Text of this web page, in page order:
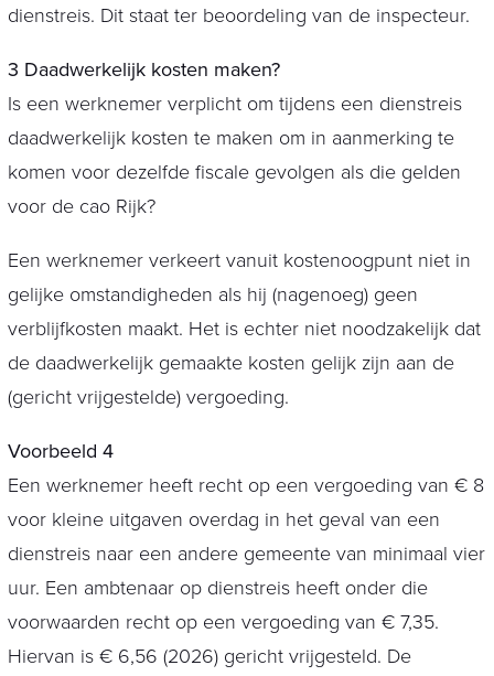
dienstreis. Dit staat ter beoordeling van de inspecteur.
3 Daadwerkelijk kosten maken?
Is een werknemer verplicht om tijdens een dienstreis
daadwerkelijk kosten te maken om in aanmerking te
komen voor dezelfde fiscale gevolgen als die gelden
voor de cao Rijk?
Een werknemer verkeert vanuit kostenoogpunt niet in
gelijke omstandigheden als hij (nagenoeg) geen
verblijfkosten maakt. Het is echter niet noodzakelijk dat
de daadwerkelijk gemaakte kosten gelijk zijn aan de
(gericht vrijgestelde) vergoeding.
Voorbeeld 4
Een werknemer heeft recht op een vergoeding van € 8
voor kleine uitgaven overdag in het geval van een
dienstreis naar een andere gemeente van minimaal vier
uur. Een ambtenaar op dienstreis heeft onder die
voorwaarden recht op een vergoeding van € 7,35.
Hiervan is € 6,56 (2026) gericht vrijgesteld. De